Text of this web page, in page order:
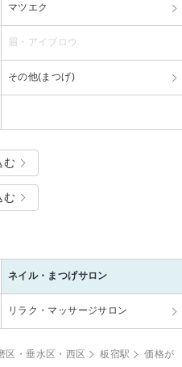
マツエク
眉・アイブロウ
その他(まつげ)
む
む
ネイル・まつげサロン
リラク・マッサージサロン
区・垂水区・西区 板宿駅
価格が